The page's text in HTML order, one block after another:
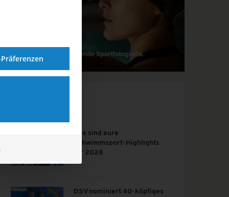
Das sind eure
Schwimmsport-Highlights
für 2026
DSV nominiert 40-köpfiges